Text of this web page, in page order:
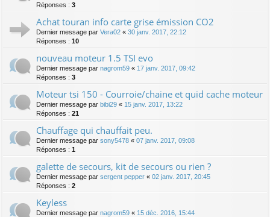
Réponses : 3
Achat touran info carte grise émission CO2
Dernier message par Vera02 « 30 janv. 2017, 22:12
Réponses : 10
nouveau moteur 1.5 TSI evo
Dernier message par nagrom59 « 17 janv. 2017, 09:42
Réponses : 3
Moteur tsi 150 - Courroie/chaine et quid cache moteur
Dernier message par bibi29 « 15 janv. 2017, 13:22
Réponses : 21
Chauffage qui chauffait peu.
Dernier message par sony5478 « 07 janv. 2017, 09:08
Réponses : 1
galette de secours, kit de secours ou rien ?
Dernier message par sergent pepper « 02 janv. 2017, 20:45
Réponses : 2
Keyless
Dernier message par nagrom59 « 15 déc. 2016, 15:44